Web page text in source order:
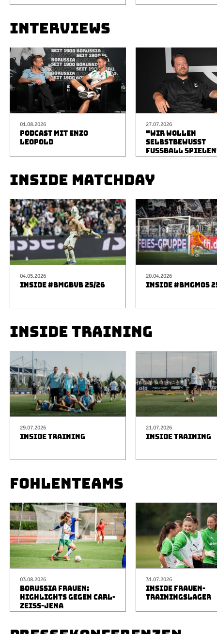
INTERVIEWS
01.08.2026
PODCAST MIT ENZO
LEOPOLD
27.07.2026
"WIR WOLLEN
SELBSTBEWUSST
FUSSBALL
INSIDE MATCHDAY
04.05.2026
INSIDE #BMGBVB 25/26
20.04.2026
INSIDE #BMGM05
INSIDE TRAINING
29.07.2026
INSIDE TRAINING
21.07.2026
INSIDE TRAINING
FOHLENTEAMS
03.08.2026
BORUSSIA FRAUEN:
HIGHLIGHTS GEGEN CARL-
ZEISS-JENA
31.07.2026
INSIDE FRAUEN-
TRAININGSLAGER